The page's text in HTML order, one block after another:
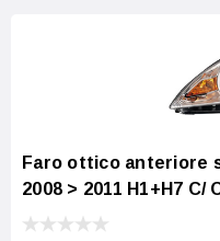
Faro ottico anteriore
2008 > 2011 H1+H7